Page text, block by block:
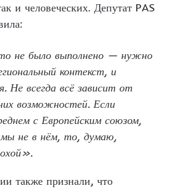
и человеческих. Депутат PAS
не было выполнено — нужно
контекст, и
Не всегда всё зависит от
возможностей. Если
с Европейским союзом,
не в нём, то, думаю,
также признали, что